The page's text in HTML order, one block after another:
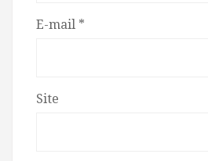
E-mail *
Site